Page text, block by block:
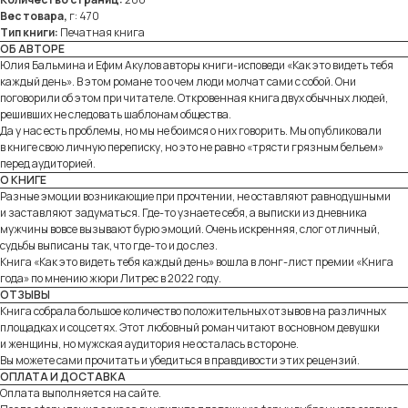
Вес товара, г: 470
Тип книги: Печатная книга
OБ АВТОРЕ
Юлия Бальмина и Ефим Акулов авторы книги-исповеди «Как это видеть тебя
каждый день». В этом романе то о чем люди молчат сами с собой. Они
поговорили об этом при читателе. Откровенная книга двух обычных людей,
решивших не следовать шаблонам общества.
Да у нас есть проблемы, но мы не боимся о них говорить. Мы опубликовали
в книге свою личную переписку, но это не равно «трясти грязным бельем»
перед аудиторией.
О КНИГЕ
Разные эмоции возникающие при прочтении, не оставляют равнодушными
и заставляют задуматься. Где-то узнаете себя, а выписки из дневника
мужчины вовсе вызывают бурю эмоций. Очень искренняя, слог отличный,
судьбы выписаны так, что где-то и до слез.
Книга «Как это видеть тебя каждый день» вошла в лонг-лист премии «Книга
года» по мнению жюри Литрес в 2022 году.
ОТЗЫВЫ
Книга собрала большое количество положительных отзывов на различных
площадках и соцсетях. Этот любовный роман читают в основном девушки
и женщины, но мужская аудитория не осталась в стороне.
Вы можете сами прочитать и убедиться в правдивости этих рецензий.
ОПЛАТА И ДОСТАВКА
Оплата выполняется на сайте.